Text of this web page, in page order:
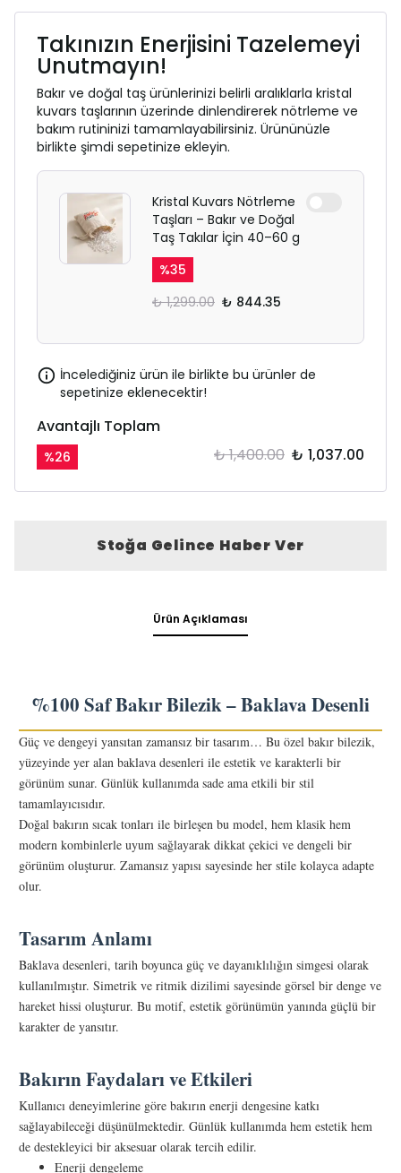
Takınızın Enerjisini Tazelemeyi
Unutmayın!
Bakır ve doğal taş ürünlerinizi belirli aralıklarla kristal
kuvars taşlarının üzerinde dinlendirerek nötrleme ve
bakım rutininizi tamamlayabilirsiniz. Ürününüzle
birlikte şimdi sepetinize ekleyin.
Kristal Kuvars Nötrleme
Taşları – Bakır ve Doğal
Taş Takılar İçin 40–60 g
%35
₺ 1,299.00 ₺ 844.35
İncelediğiniz ürün ile birlikte bu ürünler de
sepetinize eklenecektir!
Avantajlı Toplam
%26 ₺ 1,400.00 ₺ 1,037.00
Stoğa Gelince Haber Ver
Ürün Açıklaması
%100 Saf Bakır Bilezik – Baklava Desenli
Güç ve dengeyi yansıtan zamansız bir tasarım… Bu özel bakır bilezik,
yüzeyinde yer alan baklava desenleri ile estetik ve karakterli bir
görünüm sunar. Günlük kullanımda sade ama etkili bir stil
tamamlayıcısıdır.
Doğal bakırın sıcak tonları ile birleşen bu model, hem klasik hem
modern kombinlerle uyum sağlayarak dikkat çekici ve dengeli bir
görünüm oluşturur. Zamansız yapısı sayesinde her stile kolayca adapte
olur.
Tasarım Anlamı
Baklava desenleri, tarih boyunca güç ve dayanıklılığın simgesi olarak
kullanılmıştır. Simetrik ve ritmik dizilimi sayesinde görsel bir denge ve
hareket hissi oluşturur. Bu motif, estetik görünümün yanında güçlü bir
karakter de yansıtır.
Bakırın Faydaları ve Etkileri
Kullanıcı deneyimlerine göre bakırın enerji dengesine katkı
sağlayabileceği düşünülmektedir. Günlük kullanımda hem estetik hem
de destekleyici bir aksesuar olarak tercih edilir.
Enerji dengeleme